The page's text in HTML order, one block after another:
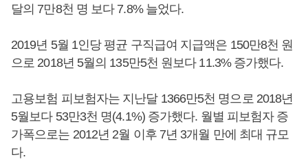
달의 7만8천 명 보다 7.8% 늘었다.
2019년 5월 1인당 평균 구직급여 지급액은 150만8천 원
으로 2018년 5월의 135만5천 원보다 11.3% 증가했다.
고용보험 피보험자는 지난달 1366만5천 명으로 2018년
5월보다 53만3천 명(4.1%) 증가했다. 월별 피보험자 증
가폭으로는 2012년 2월 이후 7년 3개월 만에 최대 규모
다.